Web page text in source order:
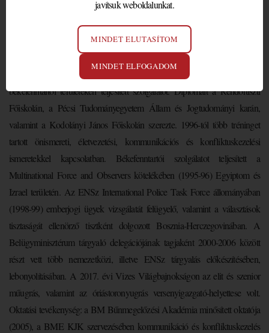
1984-2007 között a Belügyminisztérum, illetve a Budapesti és az Országos
Rendőrfőkapitányság állományában bűnügyi, bűnmegelőzési, illetve
békefenntartói területeken teljesített szolgálatot. Diplomáit a Rendőrtiszti
Főiskolán, a Pécsi Tudományegyetem Állam és Jogtudományi karán,
valamint a Kodolányi János Főiskolán szerezte. 1996-tól több tréninget
tartott önismereti, életvezetési, kommunikációs és konfliktuskezelési
ismeretekkel kapcsolatban. Békefenntartói szolgálatot teljesített a
Multinational Force and Observers kötelékében (1995-96) Egyiptom és
Izrael területén. Az ENSz International Police Task Force állományában
(1998-99) emberjogi ügyek vizsgálatát felügyelő, valamint a választások
tisztaságát ellenörző tisztként dolgozott Bosznia-Herczegovinában. A
Belügyminisztérum tárgyaló delegációjának tagjaként 2000-2006 között
részt vett több nemezetközi, illetve ENSz tárgyalás előkészítésében,
lebonyolításában. A 2017. évi Vizes Világbajnokságon az elit és szenior
műugrás, valamint az óriástoronyugrás versenyigazgató-helyettese volt.
Oktatási tevékenység: a BM Bűnmegelőzési Akadémia minősített oktatója
(2005), a BME KJK szervezésében kommunikáció és konfliktuskezelés
javítsuk weboldalunkat.
MINDET ELUTASÍTOM
MINDET ELFOGADOM